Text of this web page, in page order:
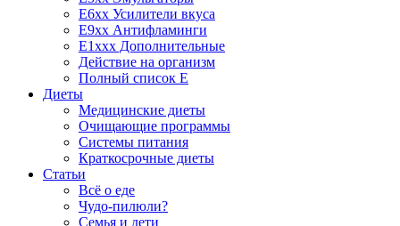
E6xx Усилители вкуса
E9xx Антифламинги
E1xxx Дополнительные
Действие на организм
Полный список E
Диеты
Медицинские диеты
Очищающие программы
Системы питания
Краткосрочные диеты
Статьи
Всё о еде
Чудо-пилюли?
Семья и дети